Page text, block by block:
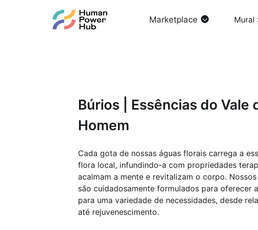
Marketplace Mural
Búrios | Essências do Vale
Homem
Cada gota de nossas águas florais carrega a
flora local, infundindo-a com propriedades
acalmam a mente e revitalizam o corpo.
são cuidadosamente formulados para oferecer
para uma variedade de necessidades, desde
até rejuvenescimento.